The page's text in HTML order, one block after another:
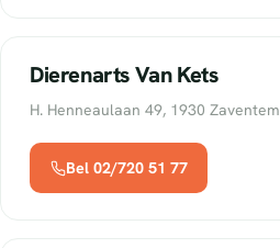
Dierenarts Van Kets
H. Henneaulaan 49, 1930 Zaventem
Bel 02/720 51 77